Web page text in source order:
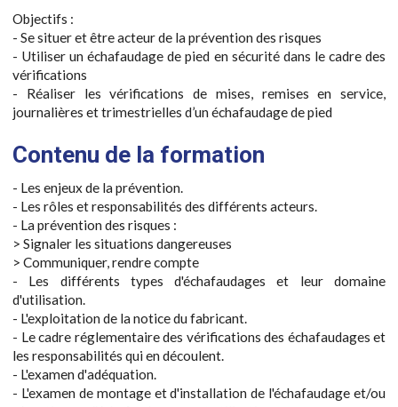
Objectifs :
- Se situer et être acteur de la prévention des risques
- Utiliser un échafaudage de pied en sécurité dans le cadre des
vérifications
- Réaliser les vérifications de mises, remises en service,
journalières et trimestrielles d’un échafaudage de pied
Contenu de la formation
- Les enjeux de la prévention.
- Les rôles et responsabilités des différents acteurs.
- La prévention des risques :
> Signaler les situations dangereuses
> Communiquer, rendre compte
- Les différents types d'échafaudages et leur domaine
d'utilisation.
- L'exploitation de la notice du fabricant.
- Le cadre réglementaire des vérifications des échafaudages et
les responsabilités qui en découlent.
- L'examen d'adéquation.
- L'examen de montage et d'installation de l'échafaudage et/ou